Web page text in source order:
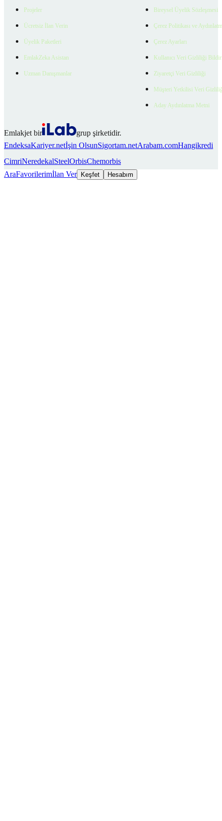
Projeler
Ücretsiz İlan Verin
Üyelik Paketleri
EmlakZeka Asistan
Uzman Danışmanlar
Bireysel Üyelik Sözleşmesi
Çerez Politikası ve
Çerez Ayarları
Kullanıcı Veri Gizliliği
Ziyaretçi Veri Gizliliği
Müşteri Yetkilisi Veri
Aday Aydınlatma Metni
Emlakjet bir
grup şirketidir.
EndeksaKariyer.netİşin OlsunSigortam.netArabam.comHangikredi
CimriNeredekalSteelOrbisChemorbis
AraFavorilerimİlan Ver Keşfet Hesabım